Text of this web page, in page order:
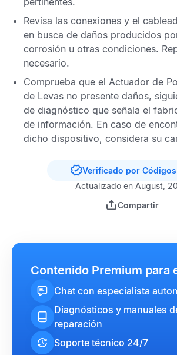
Revisa las conexiones y el
en busca de daños producidos
corrosión u otras condiciones.
necesario.
Comprueba que el Actuador de
de Levas no presente daños,
de diagnóstico que señala el
de información. En caso de
dicho dispositivo, considera su
Verificado por
Actualizado en August,
Compartir
Contenido Premium para
Chat con especialista
Diagnósticos y manuales
reparación
Soporte técnico 24/7